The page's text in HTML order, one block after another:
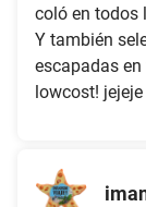
coló en todos
Y también
escapadas
lowcost! jejeje